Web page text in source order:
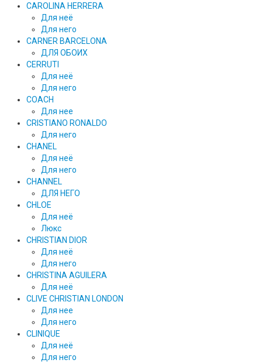
CAROLINA HERRERA
Для неё
Для него
CARNER BARCELONA
ДЛЯ ОБОИХ
CERRUTI
Для неё
Для него
COACH
Для нее
CRISTIANO RONALDO
Для него
CHANEL
Для неё
Для него
CHANNEL
ДЛЯ НЕГО
CHLOE
Для неё
Люкс
CHRISTIAN DIOR
Для неё
Для него
CHRISTINA AGUILERA
Для неё
CLIVE CHRISTIAN LONDON
Для нее
Для него
CLINIQUE
Для неё
Для него